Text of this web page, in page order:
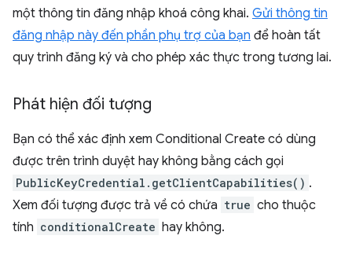
một thông tin đăng nhập khoá công khai. Gửi thông tin
đăng nhập này đến phần phụ trợ của bạn để hoàn tất
quy trình đăng ký và cho phép xác thực trong tương lai.
Phát hiện đối tượng
Bạn có thể xác định xem Conditional Create có dùng
được trên trình duyệt hay không bằng cách gọi
PublicKeyCredential.getClientCapabilities() .
Xem đối tượng được trả về có chứa true cho thuộc
tính conditionalCreate hay không.